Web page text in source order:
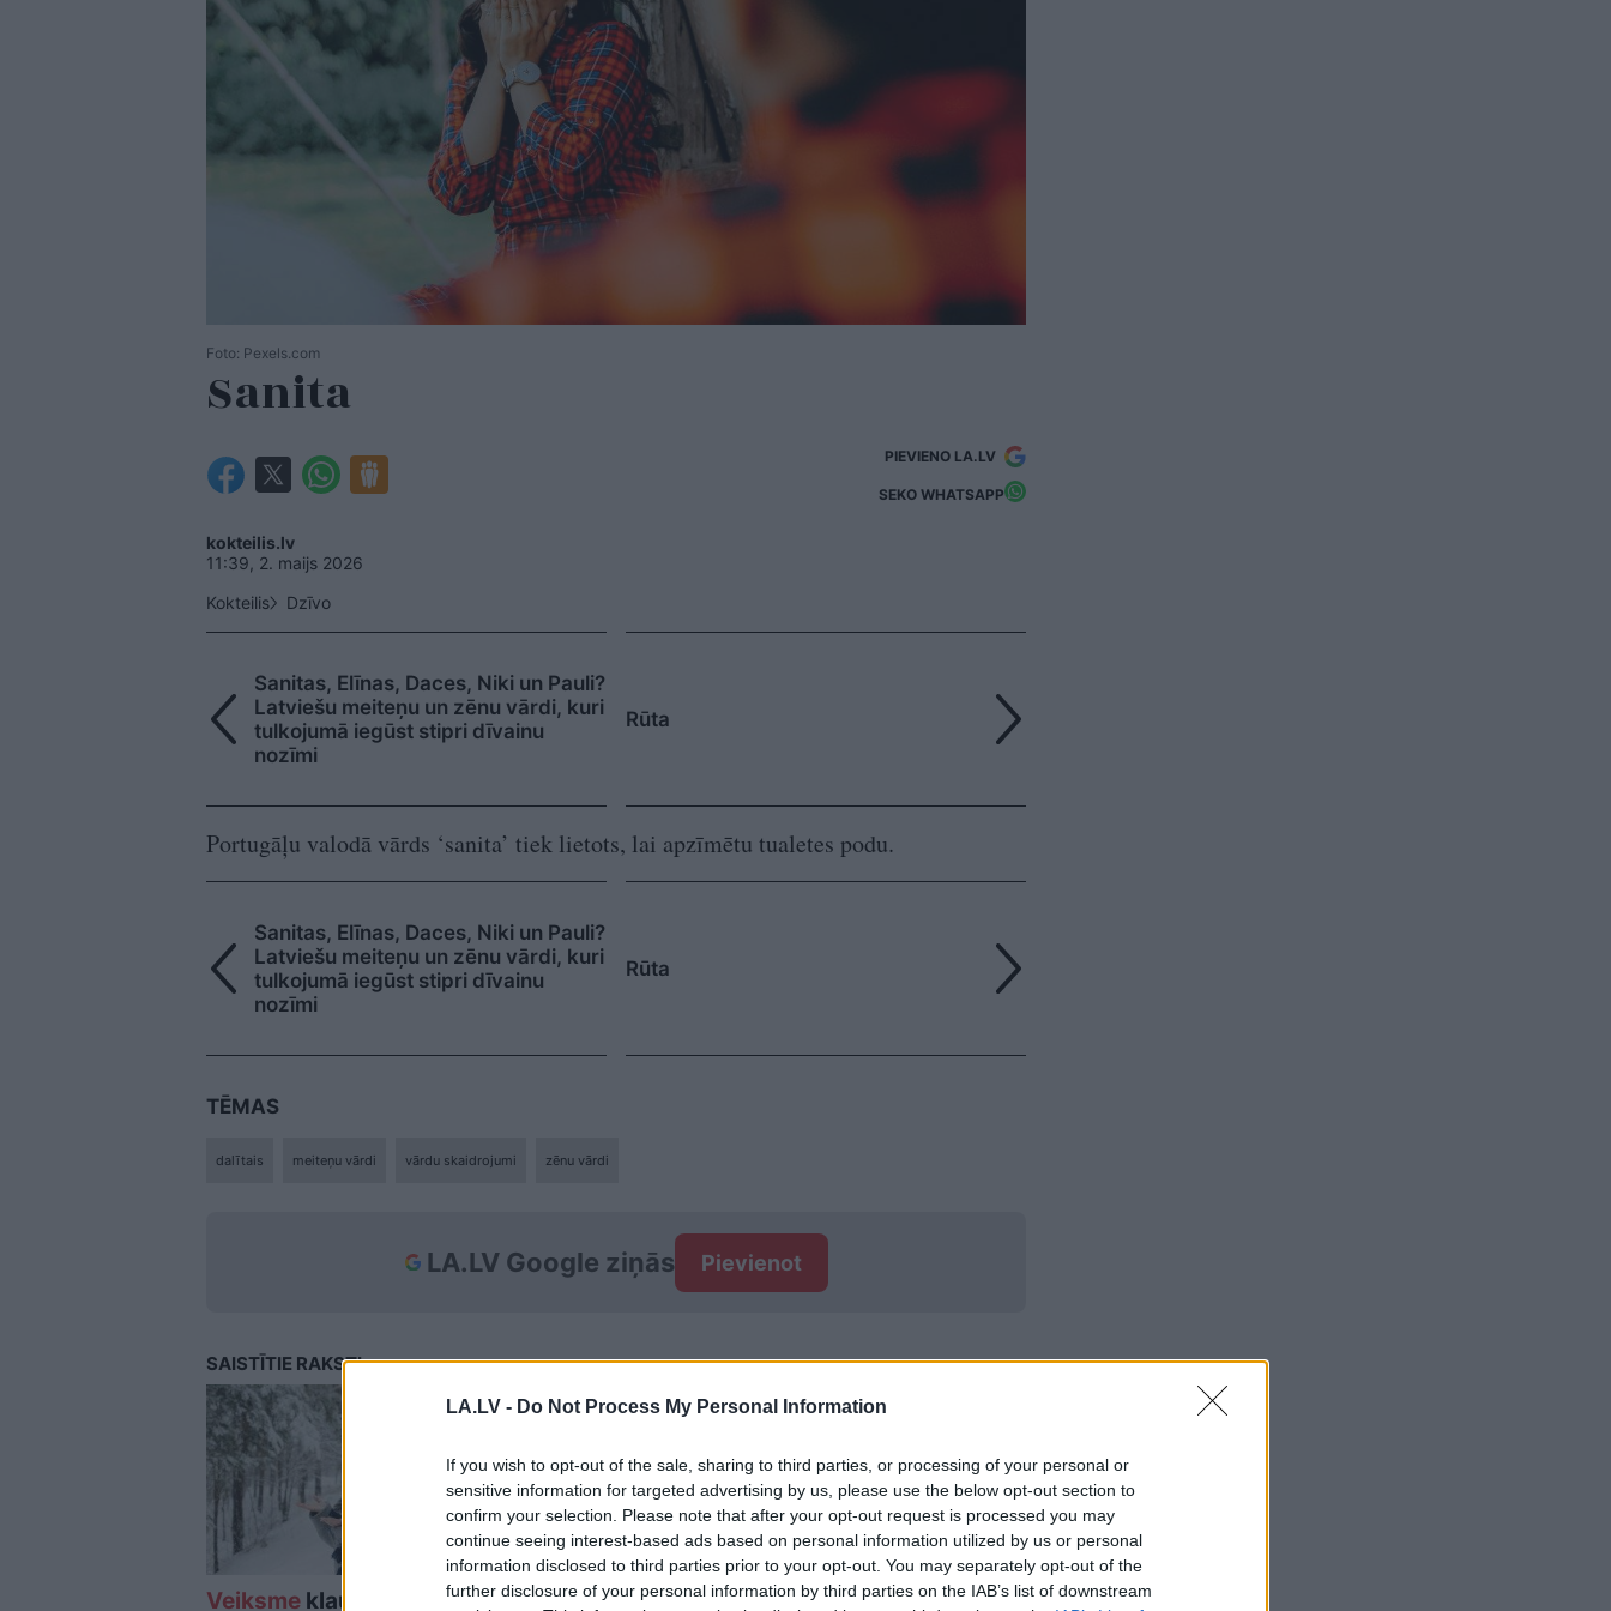
LA.LV - Do Not Process My Personal Information
If you wish to opt-out of the sale, sharing to third parties, or processing of your personal or
sensitive information for targeted advertising by us, please use the below opt-out section to
confirm your selection. Please note that after your opt-out request is processed you may
continue seeing interest-based ads based on personal information utilized by us or personal
information disclosed to third parties prior to your opt-out. You may separately opt-out of the
further disclosure of your personal information by third parties on the IAB’s list of downstream
Foto: Pexels.com
Sanita
PIEVIENO LA.LV
SEKO WHATSAPP
kokteilis.lv
11:39, 2. maijs 2026
Kokteilis
Dzīvo
Sanitas, Elīnas, Daces, Niki un Pauli?
Latviešu meiteņu un zēnu vārdi, kuri
tulkojumā iegūst stipri dīvainu
nozīmi
Rūta
Portugāļu valodā vārds ‘sanita’ tiek lietots, lai apzīmētu tualetes podu.
Sanitas, Elīnas, Daces, Niki un Pauli?
Latviešu meiteņu un zēnu vārdi, kuri
tulkojumā iegūst stipri dīvainu
nozīmi
Rūta
TĒMAS
dalītais meiteņu vārdi vārdu skaidrojumi zēnu vārdi
LA.LV Google ziņās Pievienot
SAISTĪTIE RAKSTI
Veiksme klauvēs pie
Neviss ir tā, kā jūs
10burvīgi bērnu vārdi,